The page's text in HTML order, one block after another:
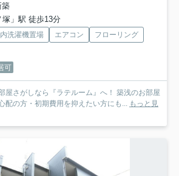
築
」駅 徒歩13分
洗濯機置場 エアコン
フローリング
可
屋さがしなら『ラテルーム』へ！ 築浅のお部屋
配の方・初期費用を抑えたい方にも... もっと見